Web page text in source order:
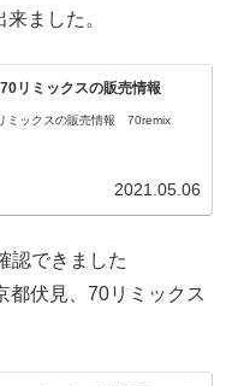
ました。
リミックスの販売情報
ックスの販売情報 70remix
2021.05.06
認できました
都伏見、70リミックス